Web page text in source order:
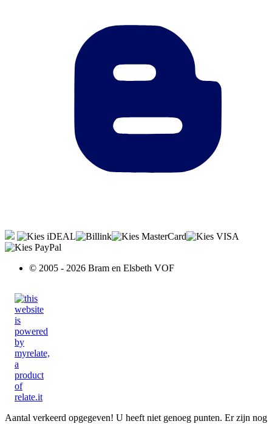
© 2005 - 2026 Bram en Elsbeth VOF
Aantal verkeerd opgegeven! U heeft niet genoeg punten. Er zijn nog